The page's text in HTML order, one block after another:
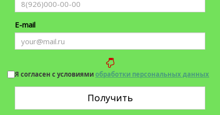
E-mail
Я согласен с условиямиобработки персональных данных
Получить